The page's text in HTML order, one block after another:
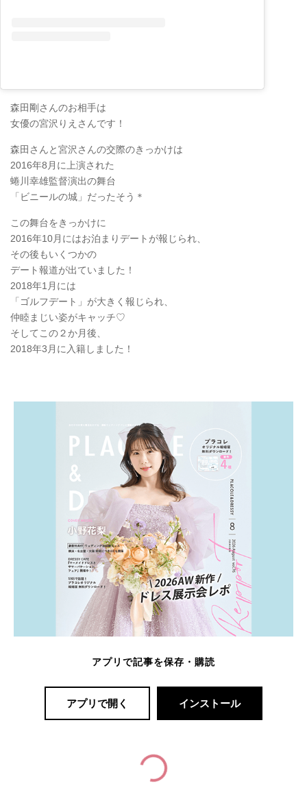
森田剛さんのお相手は
女優の宮沢りえさんです！
森田さんと宮沢さんの交際のきっかけは
2016年8月に上演された
蜷川幸雄監督演出の舞台
「ビニールの城」だったそう＊
この舞台をきっかけに
2016年10月にはお泊まりデートが報じられ、
その後もいくつかの
デート報道が出ていました！
2018年1月には
「ゴルフデート」が大きく報じられ、
仲睦まじい姿がキャッチ♡
そしてこの２か月後、
2018年3月に入籍しました！
アプリで記事を保存・購読
アプリで開く インストール